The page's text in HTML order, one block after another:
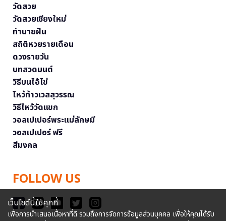
วัดสวย
วัดสวยเชียงใหม่
ทำนายฝัน
สถิติหวยรายเดือน
ดวงรายวัน
บทสวดมนต์
วิธีบนไอ้ไข่
ไหว้ท้าวเวสสุวรรณ
วิธีไหว้วัดแขก
วอลเปเปอร์พระแม่ลักษมี
วอลเปเปอร์ ฟรี
สีมงคล
FOLLOW US
เว็บไซต์นี้ใช้คุกกี้
เพื่อการนำเสนอเนื้อหาที่ดี รวมถึงการจัดการข้อมูลส่วนบุคคล เพื่อให้คุณได้รับ